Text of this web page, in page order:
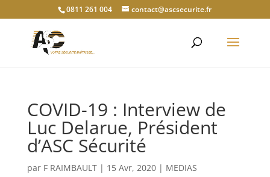
0811 261 004 contact@ascsecurite.fr
COVID-19 : Interview de
Luc Delarue, Président
d’ASC Sécurité
par F RAIMBAULT| 15 Avr, 2020| MEDIAS